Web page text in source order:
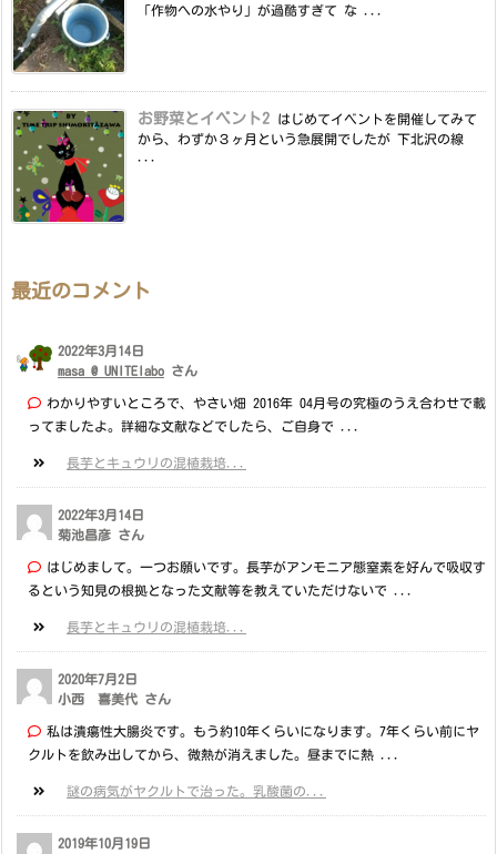
「作物への水やり」が過酷すぎて な ...
お野菜とイベント2
はじめてイベントを開催してみて
から、わずか３ヶ月という急展開でしたが 下北沢の線
最近のコメント
2022年3月14日
masa @ UNITElabo さん
わかりやすいところで、やさい畑 2016年 04月号の究極のうえ合わせで載
ってましたよ。詳細な文献などでしたら、ご自身で ...
長芋とキュウリの混植栽培...
2022年3月14日
菊池昌彦 さん
はじめまして。一つお願いです。長芋がアンモニア態窒素を好んで吸収す
るという知見の根拠となった文献等を教えていただけないで ...
長芋とキュウリの混植栽培...
2020年7月2日
小西 喜美代 さん
私は潰瘍性大腸炎です。もう約10年くらいになります。7年くらい前にヤ
クルトを飲み出してから、微熱が消えました。昼までに熱 ...
謎の病気がヤクルトで治った。乳酸菌の...
2019年10月19日